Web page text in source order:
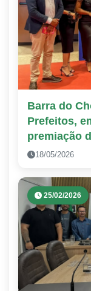
Barra do
Prefeitos,
premiação
18/05/2026
25/02/2026